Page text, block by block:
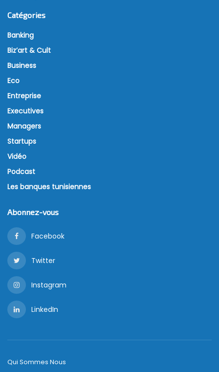
Catégories
Banking
Biz’art & Cult
Business
Eco
Entreprise
Executives
Managers
Startups
Vidéo
Podcast
Les banques tunisiennes
Abonnez-vous
Facebook
Twitter
Instagram
LinkedIn
Qui Sommes Nous